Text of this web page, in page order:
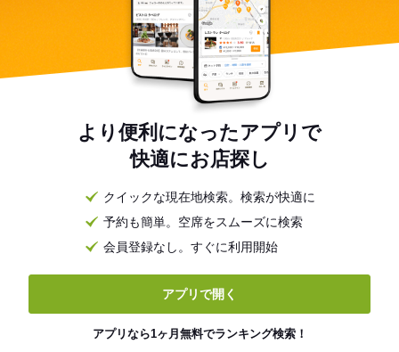
より便利になったアプリで
快適にお店探し
クイックな現在地検索。検索が快適に
予約も簡単。空席をスムーズに検索
会員登録なし。すぐに利用開始
アプリで開く
アプリなら1ヶ月無料でランキング検索！